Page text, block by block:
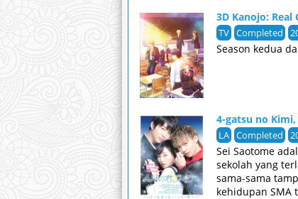
3D Kanojo: Real
TV Completed
Season kedua
4-gatsu no
LA Completed
Sei Saotome
sekolah yang
sama-sama
kehidupan SMA